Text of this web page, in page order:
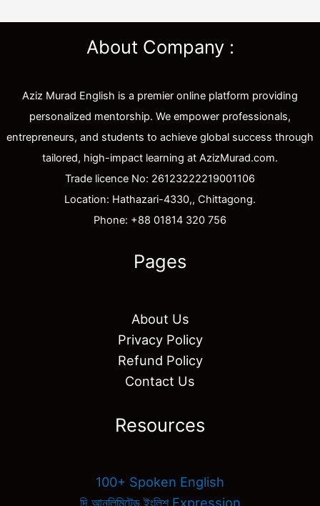
About Company :
Aziz Murad English is a premier online platform providing
personalized mentorship. We empower professionals,
entrepreneurs, and students to achieve global success through
tailored, high-impact learning at AzizMurad.com.
Trade licence No: 26123222219001106
Location: Hathazari-4330,, Chittagong.
Phone: +88 01814 320 756
Pages
About Us
Privacy Policy
Refund Policy
Contact Us
Resources
100+ Spoken English
দি আনলিমিটেড ইংলিশ Expression